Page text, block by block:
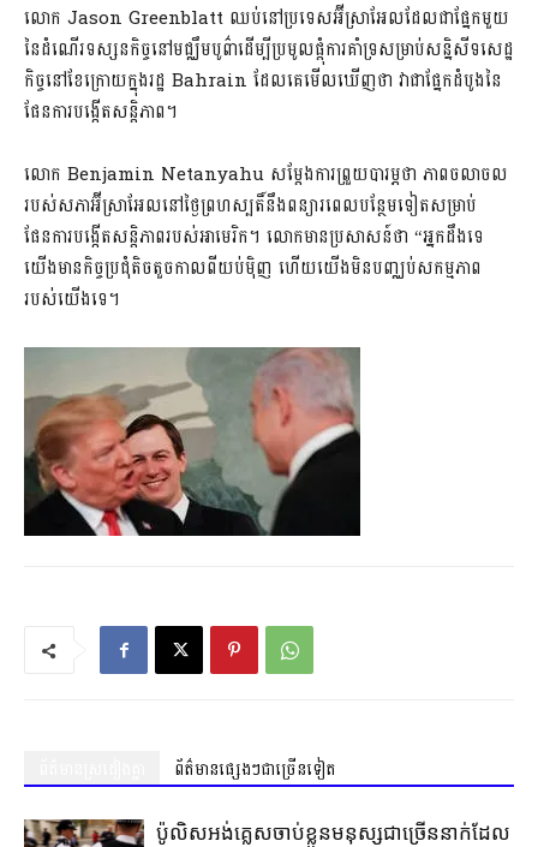
លោក Jason Greenblatt ឈប់នៅប្រទេសអ៊ីស្រាអែលដែលជាផ្នែកមួយ
នៃដំណើរទស្សនកិច្ចនៅមជ្ឈឹមបូព៌ាដើម្បីប្រមូលផ្តុំការគាំទ្រសម្រាប់សន្និសីទសេដ្ឋ
កិច្ចនៅខែក្រោយក្នុងរដ្ឋ Bahrain ដែលគេមើលឃើញថា វាជាផ្នែកដំបូងនៃ
ផែនការបង្កើតសន្តិភាព។
លោក Benjamin Netanyahu សម្តែងការព្រួយបារម្ភថា ភាពចលាចល
របស់សភាអ៊ីស្រាអែលនៅថ្ងៃព្រហស្បតិ៍នឹងពន្យារពេលបន្ថែមទៀតសម្រាប់
ផែនការបង្កើតសន្តិភាពរបស់អាមេរិក។ លោកមានប្រសាសន៍ថា “អ្នកដឹងទេ
យើងមានកិច្ចប្រជុំតិចតួចកាលពីយប់ម៉ិញ ហើយយើងមិនបញ្ឈប់សកម្មភាព
របស់យើងទេ។
ព័ត៌មានផ្សេងៗជាច្រើនទៀត
ប៉ូលិសអង់គ្លេសចាប់ខ្លួនមនុស្សជាច្រើននាក់ដែល